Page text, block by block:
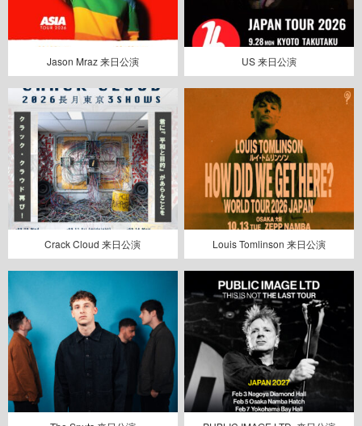
Jason Mraz 来日公演 US 来日公演
Crack Cloud 来日公演 Louis Tomlinson 来日公演